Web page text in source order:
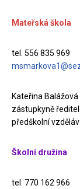
Mateřská škola
tel. 556 835 969
Kateřina Balážová
zástupkyně
předškolní
Školní družina
tel. 770 162 966